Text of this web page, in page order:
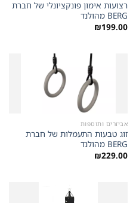
רצועות אימון פונקציונלי של חברת
BERG מהולנד
₪199.00
אביזרים ותוספות
זוג טבעות התעמלות של חברת
BERG מהולנד
₪229.00